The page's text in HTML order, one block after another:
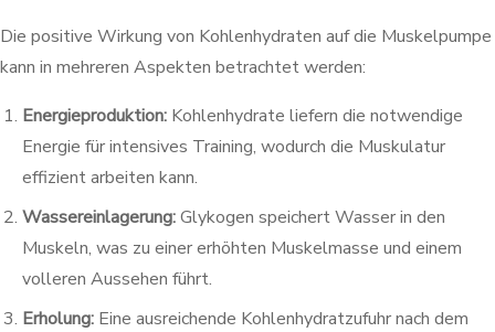
Die positive Wirkung von Kohlenhydraten auf die Muskelpumpe
kann in mehreren Aspekten betrachtet werden:
Energieproduktion: Kohlenhydrate liefern die notwendige
Energie für intensives Training, wodurch die Muskulatur
effizient arbeiten kann.
Wassereinlagerung:Glykogen speichert Wasser in den
Muskeln, was zu einer erhöhten Muskelmasse und einem
volleren Aussehen führt.
Erholung: Eine ausreichende Kohlenhydratzufuhr nach dem